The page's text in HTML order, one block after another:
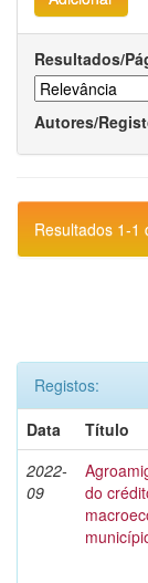
Resultados/
Autores/
Resultados 1-1
Registos:
Data
Título
2022-
09
do